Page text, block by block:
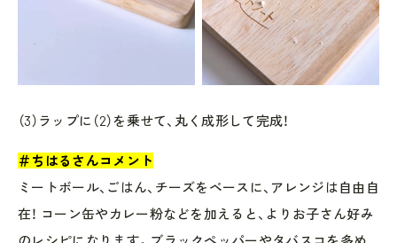
（3）ラップに（2）を乗せて、丸く成形して完成！
＃ちはるさんコメント
ミートボール、ごはん、チーズをベースに、アレンジは自由自
在！ コーン缶やカレー粉などを加えると、よりお子さん好み